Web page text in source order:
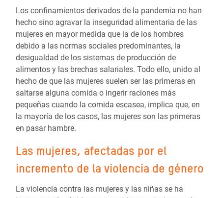
Los confinamientos derivados de la pandemia no han
hecho sino agravar la inseguridad alimentaria de las
mujeres en mayor medida que la de los hombres
debido a las normas sociales predominantes, la
desigualdad de los sistemas de producción de
alimentos y las brechas salariales. Todo ello, unido al
hecho de que las mujeres suelen ser las primeras en
saltarse alguna comida o ingerir raciones más
pequeñas cuando la comida escasea, implica que, en
la mayoría de los casos, las mujeres son las primeras
en pasar hambre.
Las mujeres, afectadas por el
incremento de la violencia de género
La violencia contra las mujeres y las niñas se ha